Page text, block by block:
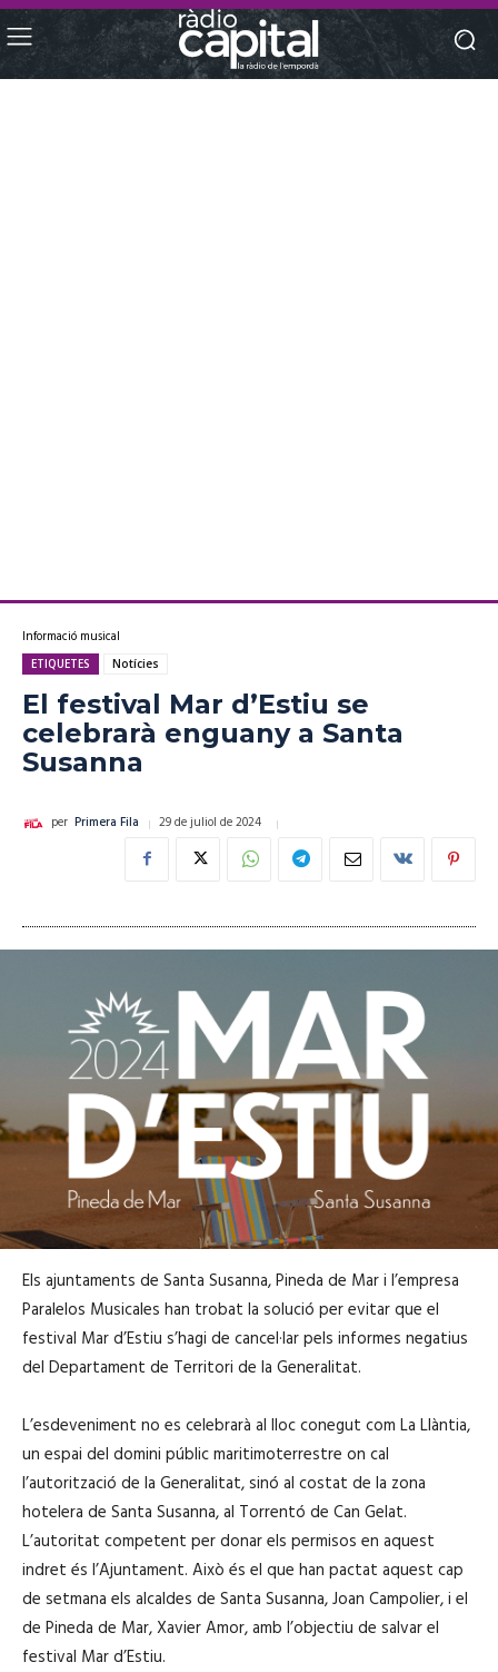
Informació musical
ETIQUETES Notícies
El festival Mar d’Estiu se
celebrarà enguany a Santa
Susanna
per Primera Fila 29 de juliol de 2024
Els ajuntaments de Santa Susanna, Pineda de Mar i l’empresa
Paralelos Musicales han trobat la solució per evitar que el
festival Mar d’Estiu s’hagi de cancel·lar pels informes negatius
del Departament de Territori de la Generalitat.
L’esdeveniment no es celebrarà al lloc conegut com La Llàntia,
un espai del domini públic maritimoterrestre on cal
l’autorització de la Generalitat, sinó al costat de la zona
hotelera de Santa Susanna, al Torrentó de Can Gelat.
L’autoritat competent per donar els permisos en aquest
indret és l’Ajuntament. Això és el que han pactat aquest cap
de setmana els alcaldes de Santa Susanna, Joan Campolier, i el
de Pineda de Mar, Xavier Amor, amb l’objectiu de salvar el
festival Mar d’Estiu.